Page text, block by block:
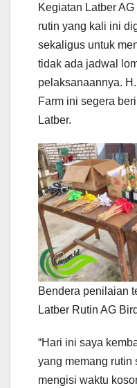
Kegiatan Latber
rutin yang kali ini
sekaligus untuk
tidak ada jadwal
pelaksanaannya.
Farm ini segera
Latber.
Bendera penilaian
Latber Rutin AG
“Hari ini saya
yang memang rutin
mengisi waktu